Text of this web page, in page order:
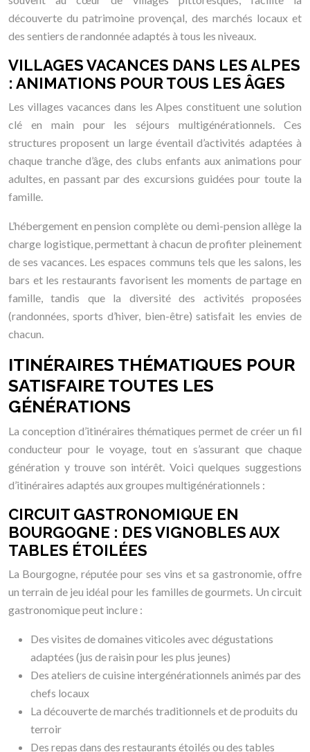
découverte du patrimoine provençal, des marchés locaux et
des sentiers de randonnée adaptés à tous les niveaux.
VILLAGES VACANCES DANS LES ALPES
: ANIMATIONS POUR TOUS LES ÂGES
Les villages vacances dans les Alpes constituent une solution
clé en main pour les séjours multigénérationnels. Ces
structures proposent un large éventail d’activités adaptées à
chaque tranche d’âge, des clubs enfants aux animations pour
adultes, en passant par des excursions guidées pour toute la
famille.
L’hébergement en pension complète ou demi-pension allège la
charge logistique, permettant à chacun de profiter pleinement
de ses vacances. Les espaces communs tels que les salons, les
bars et les restaurants favorisent les moments de partage en
famille, tandis que la diversité des activités proposées
(randonnées, sports d’hiver, bien-être) satisfait les envies de
chacun.
ITINÉRAIRES THÉMATIQUES POUR
SATISFAIRE TOUTES LES
GÉNÉRATIONS
La conception d’itinéraires thématiques permet de créer un fil
conducteur pour le voyage, tout en s’assurant que chaque
génération y trouve son intérêt. Voici quelques suggestions
d’itinéraires adaptés aux groupes multigénérationnels :
CIRCUIT GASTRONOMIQUE EN
BOURGOGNE : DES VIGNOBLES AUX
TABLES ÉTOILÉES
La Bourgogne, réputée pour ses vins et sa gastronomie, offre
un terrain de jeu idéal pour les familles de gourmets. Un circuit
gastronomique peut inclure :
Des visites de domaines viticoles avec dégustations
adaptées (jus de raisin pour les plus jeunes)
Des ateliers de cuisine intergénérationnels animés par des
chefs locaux
La découverte de marchés traditionnels et de produits du
terroir
Des repas dans des restaurants étoilés ou des tables